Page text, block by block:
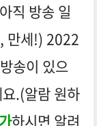
직 방송 일
만세!) 2022
송이 있으
.(알람 원하
하시면 알려